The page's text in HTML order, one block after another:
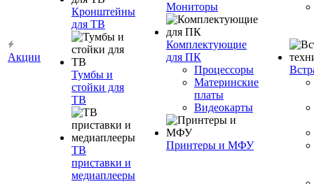
Акции
Кронштейны
для ТВ
Тумбы и
стойки для
ТВ
ТВ
приставки и
медиаплееры
Мониторы
Комплектующие
для ПК
Процессоры
Материнские
платы
Видеокарты
Принтеры и МФУ